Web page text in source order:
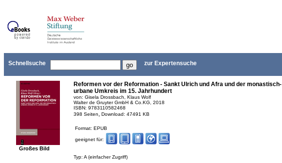
Schnellsuche zur Expertensuche
Großes Bild
Reformen vor der Reformation - Sankt Ulrich und Afra und der monastisch-
urbane Umkreis im 15. Jahrhundert
von: Gisela Drossbach, Klaus Wolf
Walter de Gruyter GmbH & Co.KG, 2018
ISBN: 9783110582468
398 Seiten, Download: 47491 KB
Format: EPUB
geeignet für:
Typ: A (einfacher Zugriff)